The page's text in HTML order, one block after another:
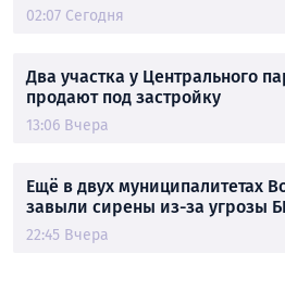
02:07 Сегодня
Два участка у Центрального
продают под застройку
13:06 Вчера
Ещё в двух муниципалитетах
завыли сирены из-за угрозы
22:45 Вчера